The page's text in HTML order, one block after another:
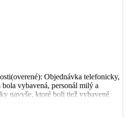
Objednávka telefonicky,
bola vybavená, personál milý a
navyše, ktoré boli tiež vybavené